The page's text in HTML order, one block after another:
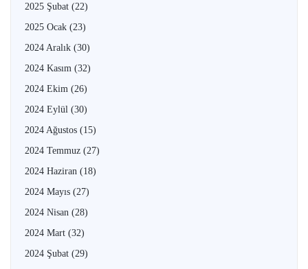
2025 Şubat (22)
2025 Ocak (23)
2024 Aralık (30)
2024 Kasım (32)
2024 Ekim (26)
2024 Eylül (30)
2024 Ağustos (15)
2024 Temmuz (27)
2024 Haziran (18)
2024 Mayıs (27)
2024 Nisan (28)
2024 Mart (32)
2024 Şubat (29)